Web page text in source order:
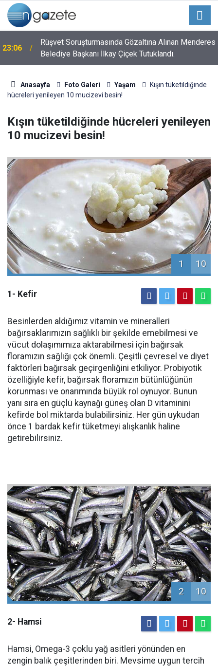
23:06
Rüşvet Soruşturmasında Gözaltına Alınan Menderes
Belediye Başkanı İlkay Çiçek Tutuklandı.
Anasayfa Foto Galeri Yaşam
Kışın tüketildiğinde
hücreleri yenileyen 10 mucizevi besin!
Kışın tüketildiğinde hücreleri yenileyen
10 mucizevi besin!
1 10
1- Kefir
Besinlerden aldığımız vitamin ve mineralleri
bağırsaklarımızın sağlıklı bir şekilde emebilmesi ve
vücut dolaşımımıza aktarabilmesi için bağırsak
floramızın sağlığı çok önemli. Çeşitli çevresel ve diyet
faktörleri bağırsak geçirgenliğini etkiliyor. Probiyotik
özelliğiyle kefir, bağırsak floramızın bütünlüğünün
korunması ve onarımında büyük rol oynuyor. Bunun
yanı sıra en güçlü kaynağı güneş olan D vitaminini
kefirde bol miktarda bulabilirsiniz. Her gün uykudan
önce 1 bardak kefir tüketmeyi alışkanlık haline
getirebilirsiniz.
2 10
2- Hamsi
Hamsi, Omega-3 çoklu yağ asitleri yönünden en
zengin balık çeşitlerinden biri. Mevsime uygun tercih